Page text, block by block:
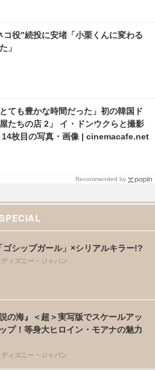
コ役”続投に安堵「小栗くんに変わる
」
ても豊かな時間だった」初の韓国ド
たちの店 2」 イ・ドンウクらと撮影
14枚目の写真・画像 | cinemacafe.net
Recommended by
SPECIAL
シップガール」×シリアルキラー!?
ィズニー・ジャパン
の海』＜超＞実写版でスケールアッ
プ！等身大ヒロイン・モアナの魅力
ィズニー・ジャパン